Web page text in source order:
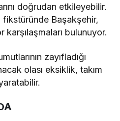
doğrudan etkileyebilir.
fikstüründe Başakşehir,
bulunuyor.
zayıfladığı
olası eksiklik, takım